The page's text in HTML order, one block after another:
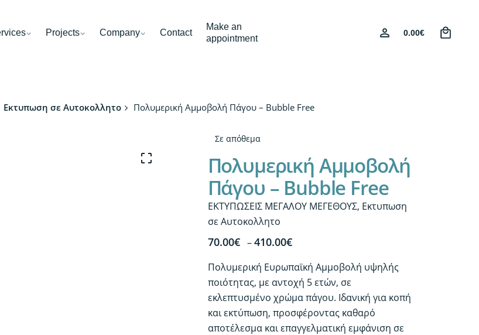
Projects Company Contact
Make an
appointment
0.00€
Εκτυπωση σε Αυτοκολλητο Πολυμερική Αμμοβολή Πάγου – Bubble Free
Σε απόθεμα
Πολυμερική Αμμοβολή
Πάγου – Bubble Free
ΕΚΤΥΠΩΣΕΙΣ ΜΕΓΑΛΟΥ ΜΕΓΕΘΟΥΣ, Εκτυπωση
σε Αυτοκολλητο
70.00€ –410.00€Price
70.00€
through
410.00€
Πολυμερική Ευρωπαϊκή Αμμοβολή υψηλής
ποιότητας, με αντοχή 5 ετών, σε
εκλεπτυσμένο χρώμα πάγου. Ιδανική για κοπή
και εκτύπωση, προσφέροντας καθαρό
αποτέλεσμα και επαγγελματική εμφάνιση σε